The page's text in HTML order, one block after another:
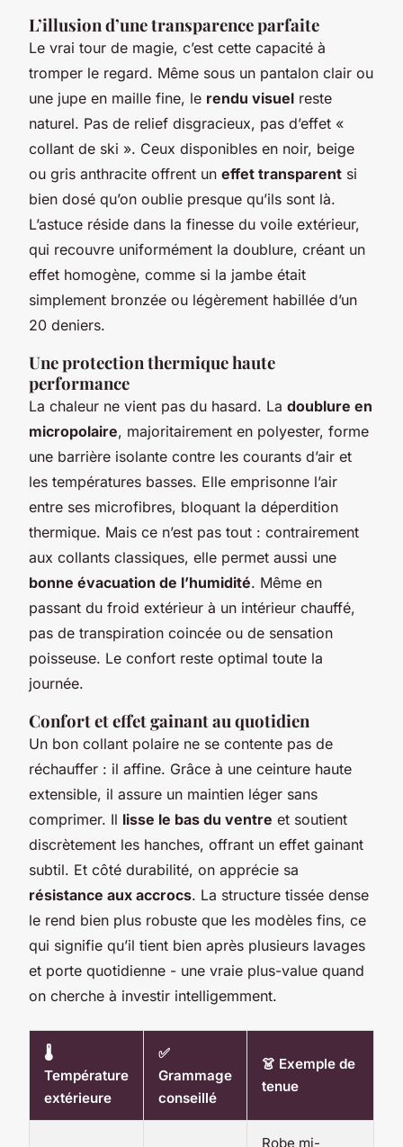
L’illusion d’une transparence parfaite
Le vrai tour de magie, c’est cette capacité à
tromper le regard. Même sous un pantalon clair ou
une jupe en maille fine, le rendu visuel reste
naturel. Pas de relief disgracieux, pas d’effet «
collant de ski ». Ceux disponibles en noir, beige
ou gris anthracite offrent un effet transparent si
bien dosé qu’on oublie presque qu’ils sont là.
L’astuce réside dans la finesse du voile extérieur,
qui recouvre uniformément la doublure, créant un
effet homogène, comme si la jambe était
simplement bronzée ou légèrement habillée d’un
20 deniers.
Une protection thermique haute
performance
La chaleur ne vient pas du hasard. La doublure en
micropolaire, majoritairement en polyester, forme
une barrière isolante contre les courants d’air et
les températures basses. Elle emprisonne l’air
entre ses microfibres, bloquant la déperdition
thermique. Mais ce n’est pas tout : contrairement
aux collants classiques, elle permet aussi une
bonne évacuation de l’humidité. Même en
passant du froid extérieur à un intérieur chauffé,
pas de transpiration coincée ou de sensation
poisseuse. Le confort reste optimal toute la
journée.
Confort et effet gainant au quotidien
Un bon collant polaire ne se contente pas de
réchauffer : il affine. Grâce à une ceinture haute
extensible, il assure un maintien léger sans
comprimer. Il lisse le bas du ventre et soutient
discrètement les hanches, offrant un effet gainant
subtil. Et côté durabilité, on apprécie sa
résistance aux accrocs. La structure tissée dense
le rend bien plus robuste que les modèles fins, ce
qui signifie qu’il tient bien après plusieurs lavages
et porte quotidienne - une vraie plus-value quand
on cherche à investir intelligemment.
🌡️
Température
extérieure
✅
Grammage
conseillé
👗 Exemple de
tenue
Robe mi-